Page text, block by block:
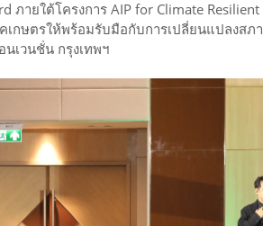
ภายใต้โครงการ AIP for Climate
เกษตรให้พร้อมรับมือกับการเปลี่ยนแปลงส
เวนชั่น กรุงเทพฯ